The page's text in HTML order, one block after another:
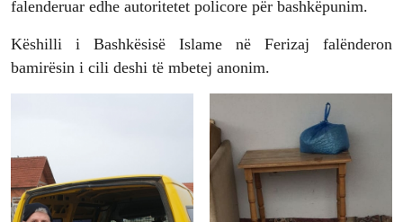
falenderuar edhe autoritetet policore për bashkëpunim.
Këshilli i Bashkësisë Islame në Ferizaj falënderon
bamirësin i cili deshi të mbetej anonim.